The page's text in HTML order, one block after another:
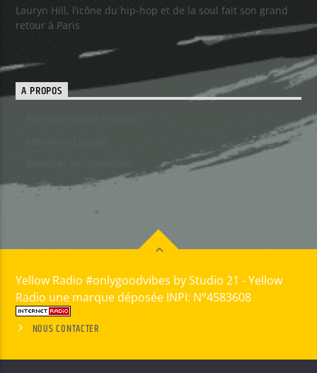
Lauryn Hill, l’icône du hip-hop et de la soul fait son grand
retour à Paris
A PROPOS
Yellow Radio #onlygoodvibes by Studio 21 - Yellow
Radio une marque déposée INPI: N°4583608
NOUS CONTACTER